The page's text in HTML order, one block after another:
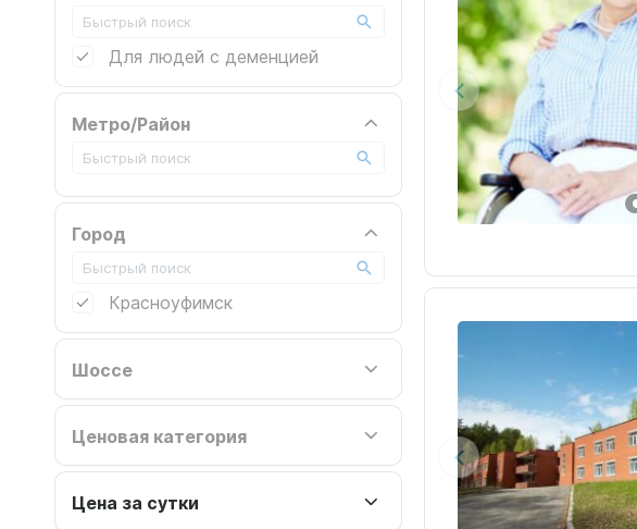
Для людей с деменцией
Метро/Район
Город
Красноуфимск
Шоссе
Ценовая категория
Цена за сутки